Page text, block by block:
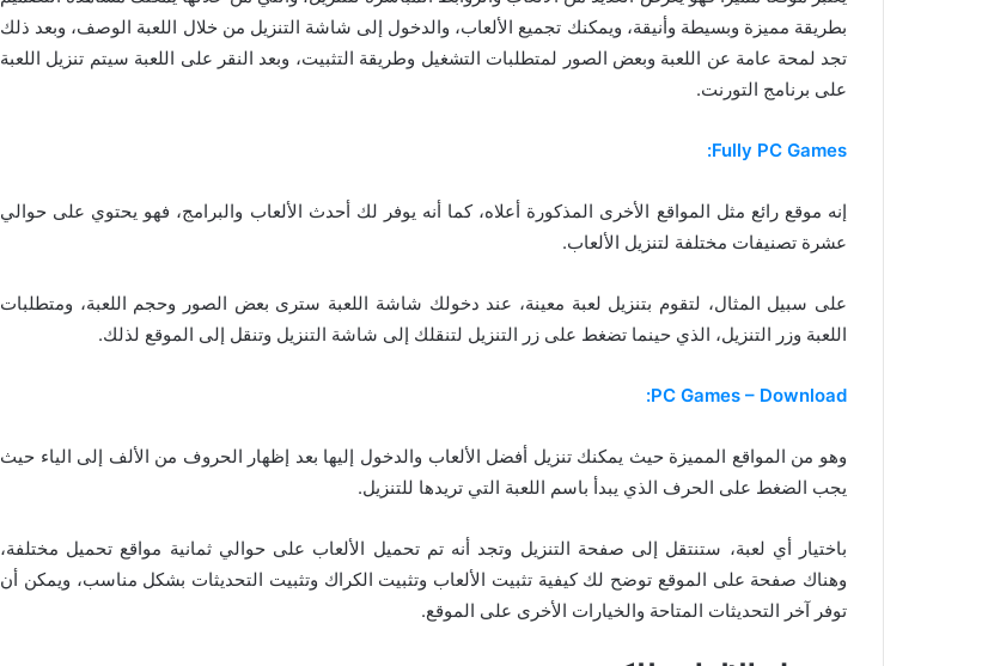
بطريقة مميزة وبسيطة وأنيقة، ويمكنك تجميع الألعاب، والدخول إلى شاشة التنزيل من خلال اللعبة الوصف، وبعد ذلك
تجد لمحة عامة عن اللعبة وبعض الصور لمتطلبات التشغيل وطريقة التثبيت، وبعد النقر على اللعبة سيتم تنزيل اللعبة
على برنامج التورنت.
Fully PC Games:
إنه موقع رائع مثل المواقع الأخرى المذكورة أعلاه، كما أنه يوفر لك أحدث الألعاب والبرامج، فهو يحتوي على حوالي
عشرة تصنيفات مختلفة لتنزيل الألعاب.
على سبيل المثال، لتقوم بتنزيل لعبة معينة، عند دخولك شاشة اللعبة سترى بعض الصور وحجم اللعبة، ومتطلبات
اللعبة وزر التنزيل، الذي حينما تضغط على زر التنزيل لتنقلك إلى شاشة التنزيل وتنقل إلى الموقع لذلك.
PC Games – Download:
وهو من المواقع المميزة حيث يمكنك تنزيل أفضل الألعاب والدخول إليها بعد إظهار الحروف من الألف إلى الياء حيث
يجب الضغط على الحرف الذي يبدأ باسم اللعبة التي تريدها للتنزيل.
باختيار أي لعبة، ستنتقل إلى صفحة التنزيل وتجد أنه تم تحميل الألعاب على حوالي ثمانية مواقع تحميل مختلفة،
وهناك صفحة على الموقع توضح لك كيفية تثبيت الألعاب وتثبيت الكراك وتثبيت التحديثات بشكل مناسب، ويمكن أن
توفر آخر التحديثات المتاحة والخيارات الأخرى على الموقع.